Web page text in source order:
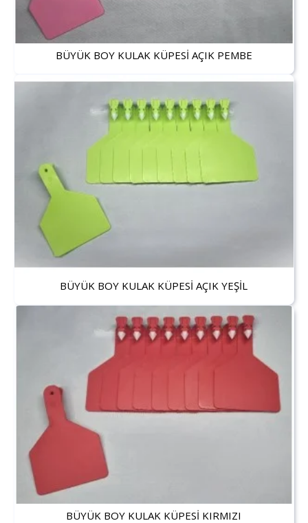
BÜYÜK BOY KULAK KÜPESİ AÇIK PEMBE
BÜYÜK BOY KULAK KÜPESİ AÇIK YEŞİL
BÜYÜK BOY KULAK KÜPESİ KIRMIZI